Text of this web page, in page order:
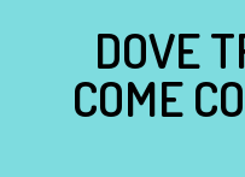
DOVE
COME